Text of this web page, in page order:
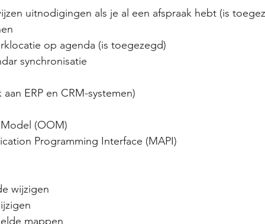
uitnodigingen als je al een afspraak hebt (is
op agenda (is toegezegd)
synchronisatie
ERP en CRM-systemen)
(OOM)
Programming Interface (MAPI)
wijzigen
mappen